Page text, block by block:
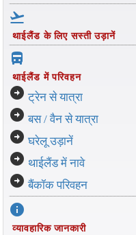
flight_takeoff
थाईलैंड के लिए सस्ती उड़ानें
directions_bus_filled
थाईलैंड में परिवहन
arrow_circle_right ट्रेन से यात्रा
arrow_circle_right बस / वैन से यात्रा
arrow_circle_right घरेलू उड़ानें
arrow_circle_right थाईलैंड में नावे
arrow_circle_right बैंकॉक परिवहन
info
व्यावहारिक जानकारी